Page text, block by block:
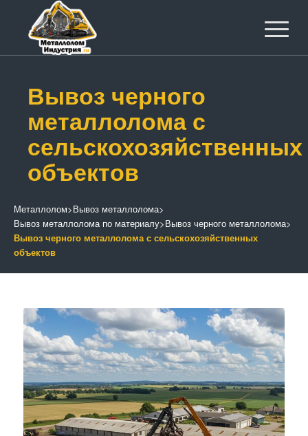
Вывоз черного
металлолома с
сельскохозяйственных
объектов
Металлолом>Вывоз металлолома>
Вывоз металлолома по материалу>Вывоз черного металлолома>
Вывоз черного металлолома с сельскохозяйственных
объектов